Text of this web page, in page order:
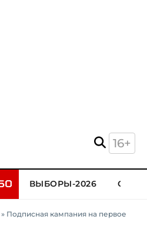
16+
ВЫБОРЫ-2026
» Подписная кампания на первое